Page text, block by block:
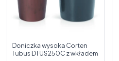
Doniczka wysoka Corten
Tubus DTUS250C z wkładem